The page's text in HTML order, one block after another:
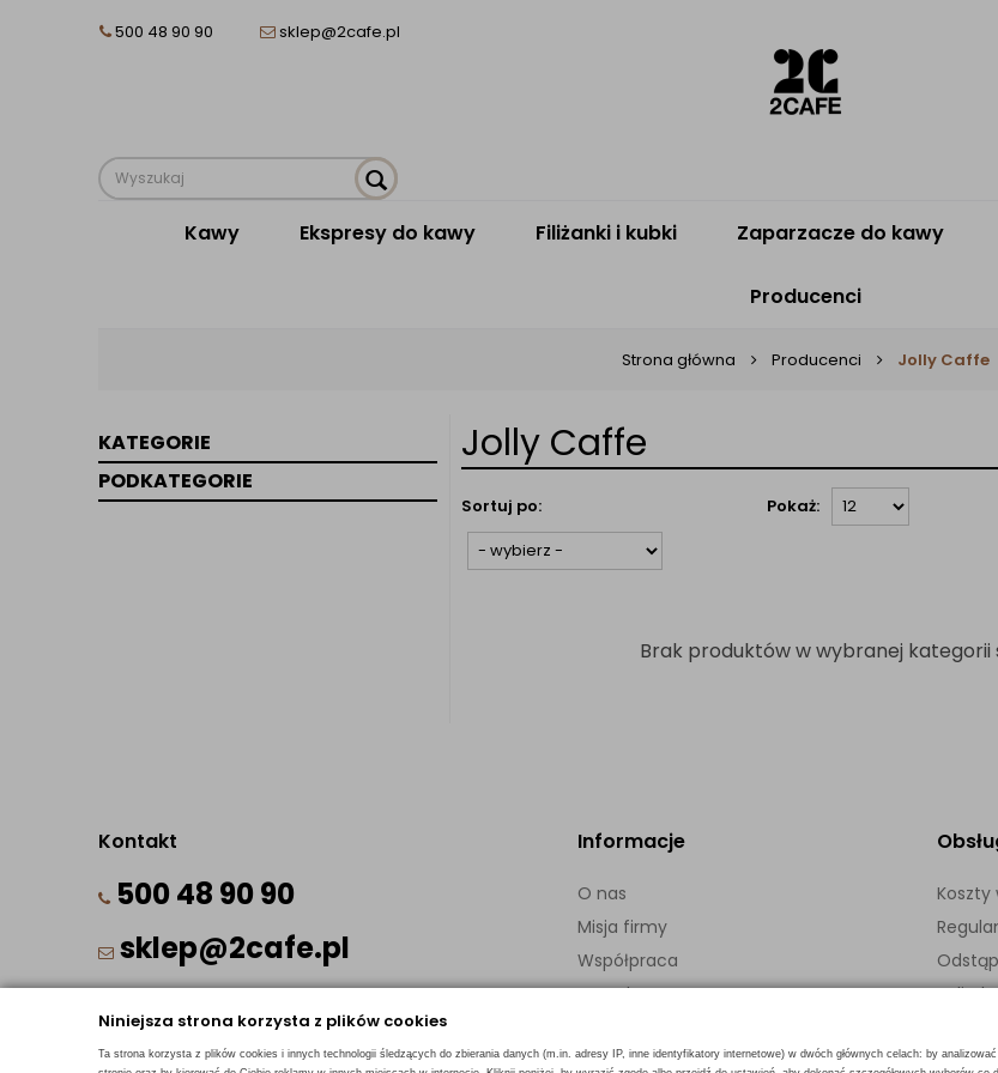
Niniejsza strona korzysta z plików cookies
Ta strona korzysta z plików cookies i innych technologii śledzących do zbierania danych (m.in. adresy IP, inne identyfikatory internetowe) w dwóch głównych celach: by
500 48 90 90 sklep@2cafe.pl
Kawy Ekspresy do kawy Filiżanki i kubki Zaparzacze do kawy
Producenci
Strona główna Producenci Jolly Caffe
KATEGORIE
PODKATEGORIE
Jolly Caffe
Sortuj po: Pokaż:
Brak produktów w wybranej
Kontakt
500 48 90 90
sklep@2cafe.pl
Informacje
O nas
Misja firmy
Współpraca
Kontakt
Koszty